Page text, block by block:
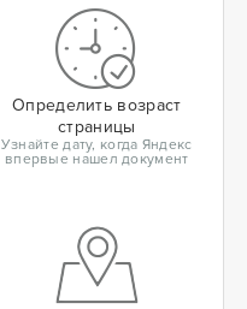
Определить возраст
страницы
Узнайте дату, когда Яндекс
впервые нашел документ